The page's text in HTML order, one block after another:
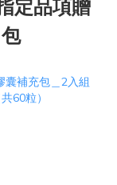
定品項贈